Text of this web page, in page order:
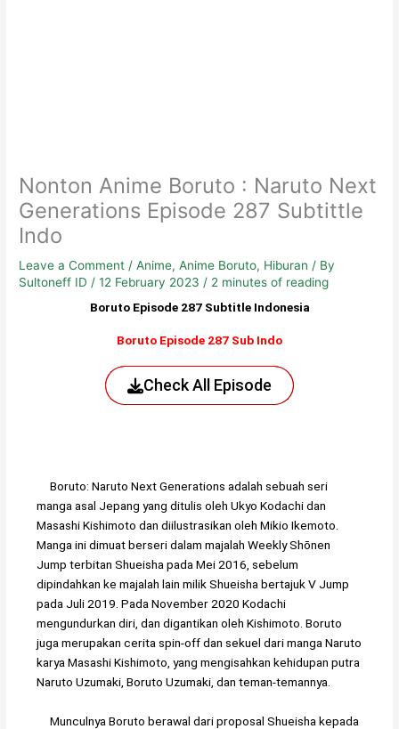
Nonton Anime Boruto : Naruto Next
Generations Episode 287 Subtittle
Indo
Leave a Comment /Anime,Anime Boruto, Hiburan / By
Sultoneff ID /12 February 2023 / 2 minutes of reading
Boruto Episode 287 Subtitle Indonesia
Boruto Episode 287 Sub Indo
Check All Episode
Boruto: Naruto Next Generations adalah sebuah seri
manga asal Jepang yang ditulis oleh Ukyo Kodachi dan
Masashi Kishimoto dan diilustrasikan oleh Mikio Ikemoto.
Manga ini dimuat berseri dalam majalah Weekly Shōnen
Jump terbitan Shueisha pada Mei 2016, sebelum
dipindahkan ke majalah lain milik Shueisha bertajuk V Jump
pada Juli 2019. Pada November 2020 Kodachi
mengundurkan diri, dan digantikan oleh Kishimoto. Boruto
juga merupakan cerita spin-off dan sekuel dari manga Naruto
karya Masashi Kishimoto, yang mengisahkan kehidupan putra
Naruto Uzumaki, Boruto Uzumaki, dan teman-temannya.
Munculnya Boruto berawal dari proposal Shueisha kepada